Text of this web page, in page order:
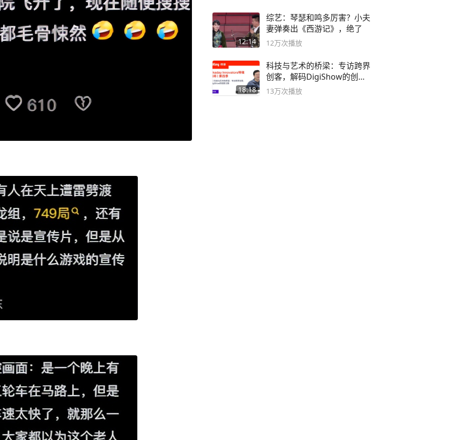
12:14
综艺：琴瑟和鸣多厉害？小夫
妻弹奏出《西游记》，绝了
12万次播放
18:18
科技与艺术的桥梁：专访跨界
创客，解码DigiShow的创新
之路
13万次播放